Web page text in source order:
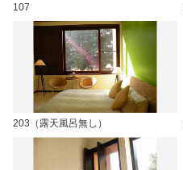
107
203（露天風呂無し）